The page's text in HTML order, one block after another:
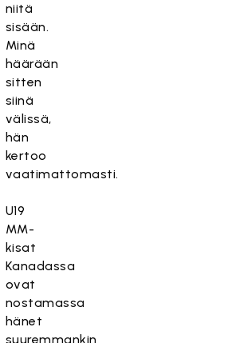
niitä
sisään.
Minä
häärään
sitten
siinä
välissä,
hän
kertoo
vaatimattomasti.
U19
MM-
kisat
Kanadassa
ovat
nostamassa
hänet
suuremmankin